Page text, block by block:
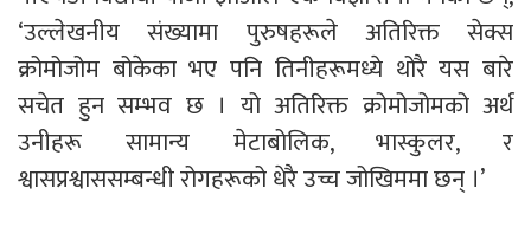
‘उल्लेखनीय संख्यामा पुरुषहरूले अतिरिक्त सेक्स
क्रोमोजोम बोकेका भए पनि तिनीहरूमध्ये थोरै यस बारे
सचेत हुन सम्भव छ । यो अतिरिक्त क्रोमोजोमको अर्थ
उनीहरू सामान्य मेटाबोलिक, भास्कुलर, र
श्वासप्रश्वाससम्बन्धी रोगहरूको धेरै उच्च जोखिममा छन् ।’